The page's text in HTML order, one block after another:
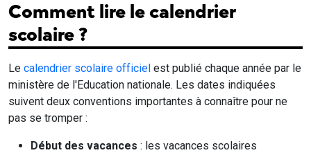
Comment lire le calendrier
scolaire ?
Le calendrier scolaire officiel est publié chaque année par le
ministère de l'Education nationale. Les dates indiquées
suivent deux conventions importantes à connaître pour ne
pas se tromper :
Début des vacances : les vacances scolaires